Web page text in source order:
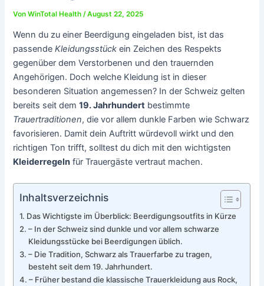
VonWinTotal Health/August 22, 2025
Wenn du zu einer Beerdigung eingeladen bist, ist das
passendeKleidungsstück ein Zeichen des Respekts
gegenüber dem Verstorbenen und den trauernden
Angehörigen. Doch welche Kleidung ist in dieser
besonderen Situation angemessen? In der Schweiz gelten
bereits seit dem19. Jahrhundert bestimmte
Trauertraditionen, die vor allem dunkle Farben wie Schwarz
favorisieren. Damit dein Auftritt würdevoll wirkt und den
richtigen Ton trifft, solltest du dich mit den wichtigsten
Kleiderregeln für Trauergäste vertraut machen.
Inhaltsverzeichnis
Das Wichtigste im Überblick: Beerdigungsoutfits in Kürze
– In der Schweiz sind dunkle und vor allem schwarze
Kleidungsstücke bei Beerdigungen üblich.
– Die Tradition, Schwarz als Trauerfarbe zu tragen,
besteht seit dem 19. Jahrhundert.
– Früher bestand die klassische Trauerkleidung aus Rock,